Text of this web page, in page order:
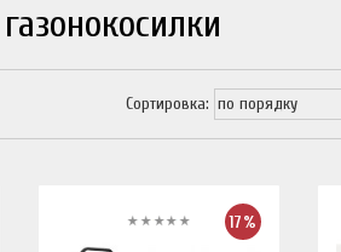
Сортировка:
17%